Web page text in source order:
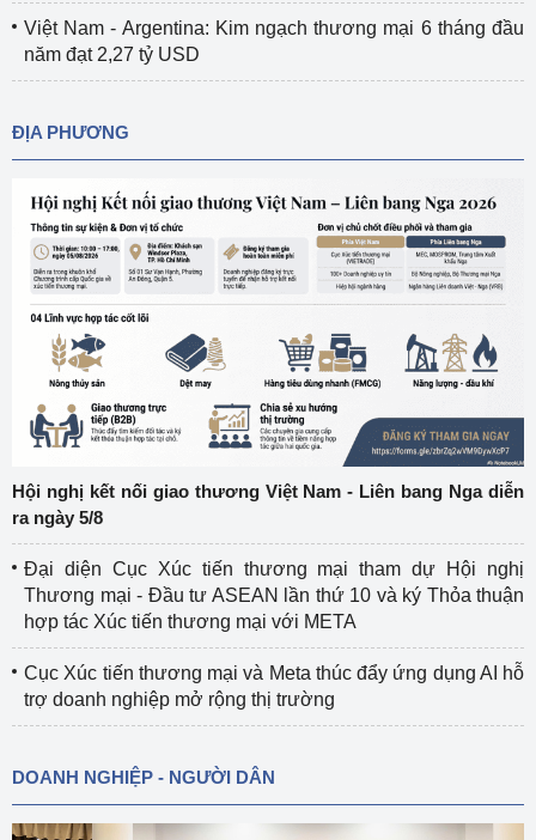
Việt Nam - Argentina: Kim ngạch thương mại 6 tháng đầu
năm đạt 2,27 tỷ USD
ĐỊA PHƯƠNG
Hội nghị kết nối giao thương Việt Nam - Liên bang Nga diễn
ra ngày 5/8
Đại diện Cục Xúc tiến thương mại tham dự Hội nghị
Thương mại - Đầu tư ASEAN lần thứ 10 và ký Thỏa thuận
hợp tác Xúc tiến thương mại với META
Cục Xúc tiến thương mại và Meta thúc đẩy ứng dụng AI hỗ
trợ doanh nghiệp mở rộng thị trường
DOANH NGHIỆP - NGƯỜI DÂN